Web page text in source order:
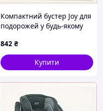
Компактний бустер Joy для
подорожей у будь-якому
842 ₴
Купити